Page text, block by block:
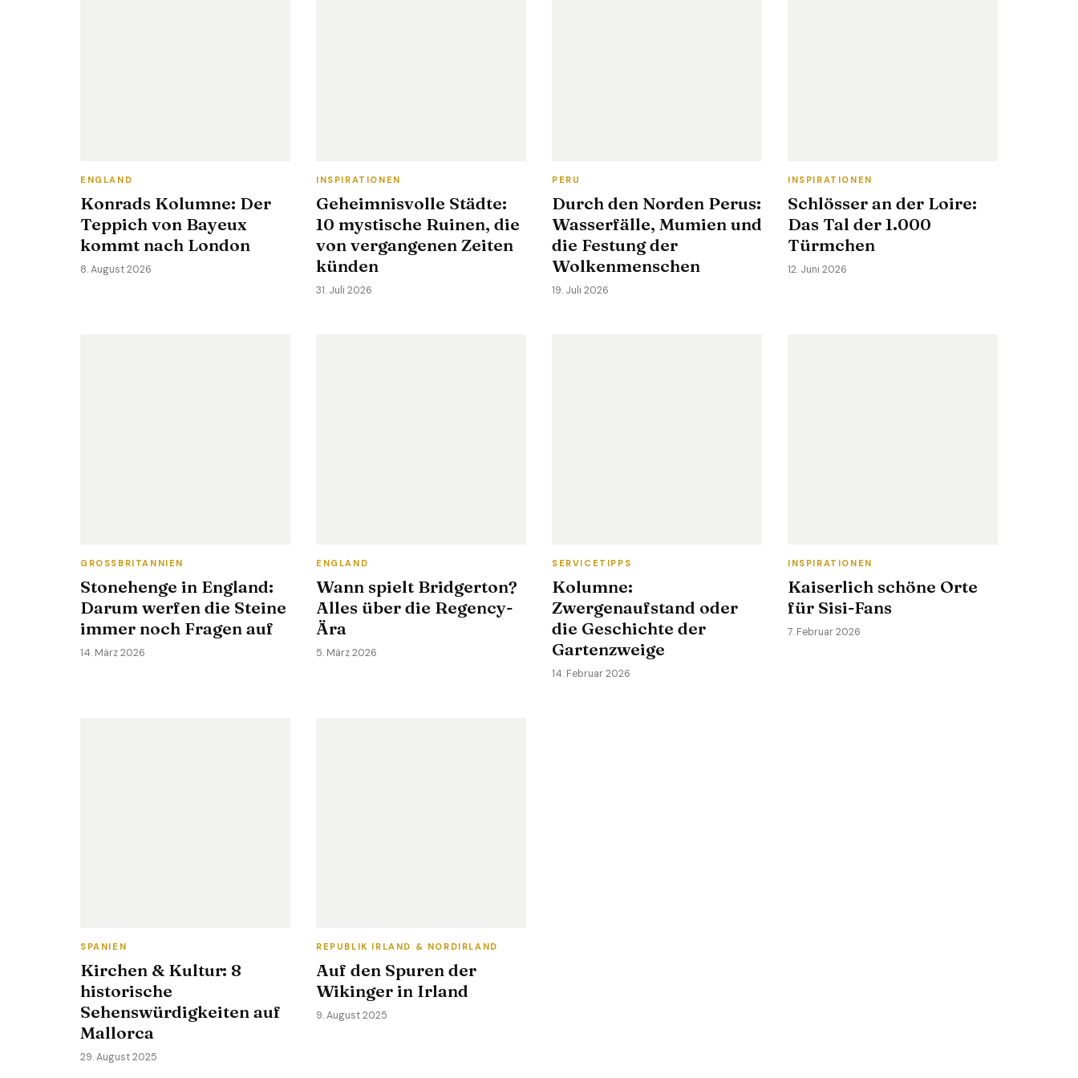
ENGLAND
Konrads Kolumne: Der
Teppich von Bayeux
kommt nach London
8. August 2026
INSPIRATIONEN
Geheimnisvolle Städte:
10 mystische Ruinen, die
von vergangenen Zeiten
künden
31. Juli 2026
PERU
Durch den Norden Perus:
Wasserfälle, Mumien und
die Festung der
Wolkenmenschen
19. Juli 2026
INSPIRATIONEN
Schlösser an der Loire:
Das Tal der 1.000
Türmchen
12. Juni 2026
GROSSBRITANNIEN
Stonehenge in England:
Darum werfen die Steine
immer noch Fragen auf
14. März 2026
ENGLAND
Wann spielt Bridgerton?
Alles über die Regency-
Ära
5. März 2026
SERVICETIPPS
Kolumne:
Zwergenaufstand oder
die Geschichte der
Gartenzweige
14. Februar 2026
INSPIRATIONEN
Kaiserlich schöne Orte
für Sisi-Fans
7. Februar 2026
SPANIEN
Kirchen & Kultur: 8
historische
Sehenswürdigkeiten auf
Mallorca
29. August 2025
REPUBLIK IRLAND & NORDIRLAND
Auf den Spuren der
Wikinger in Irland
9. August 2025